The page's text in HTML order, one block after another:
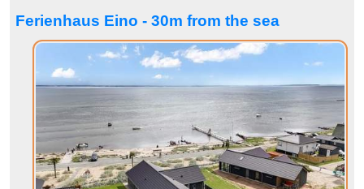
Ferienhaus Eino - 30m from the sea